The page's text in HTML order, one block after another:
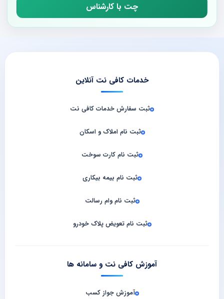
چت با کارشناس
خدمات کافی نت آنلاین
ثبت سفارش خدمات کافی‌ نت
ثبت نام املاک و اسکان
ثبت نام کارت سوخت
ثبت نام بیمه بیکاری
ثبت نام وام رسالت
ثبت نام تعویض پلاک خودرو
آموزش کافی نت و سامانه‌ ها
آموزش جواز کسب